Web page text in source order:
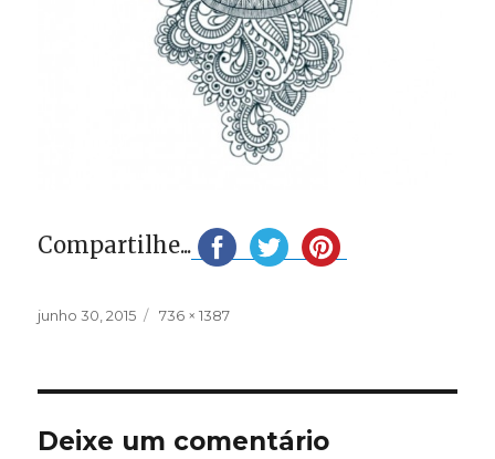
Compartilhe...
Publicado
junho 30, 2015
Tamanho
736 × 1387
Deixe um comentário